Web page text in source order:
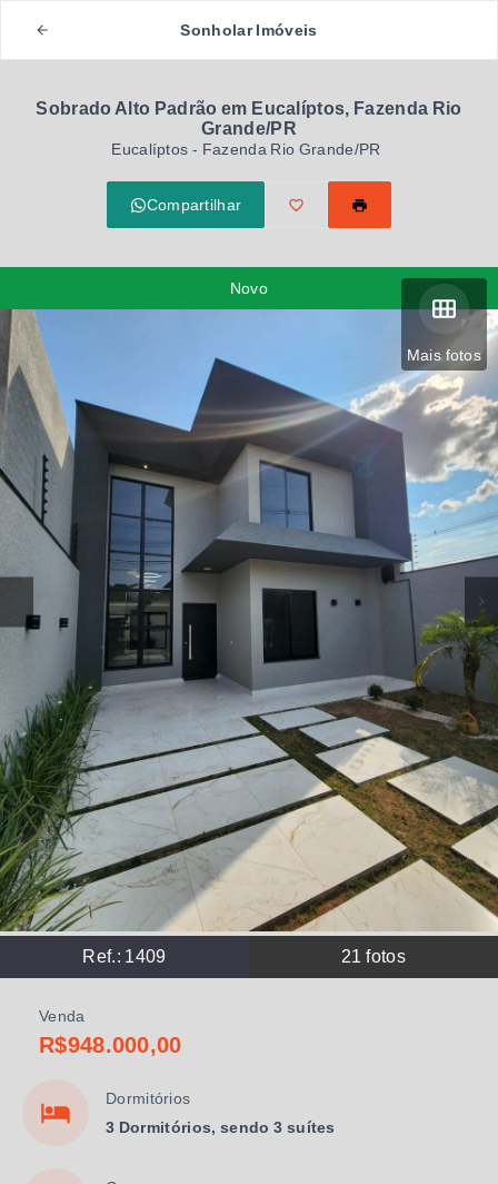
Sonholar Imóveis
Sobrado Alto Padrão em Eucalíptos, Fazenda Rio
Grande/PR
Eucalíptos - Fazenda Rio Grande/PR
Compartilhar
Mais fotos
Ref.: 1409 21 fotos
Novo
Venda
R$948.000,00
Dormitórios
3 Dormitórios, sendo 3 suítes